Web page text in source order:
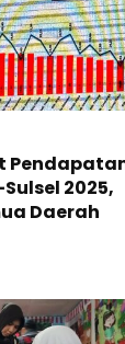
2025,
Daerah